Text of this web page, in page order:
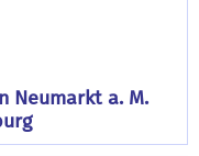
Neumarkt a. M.